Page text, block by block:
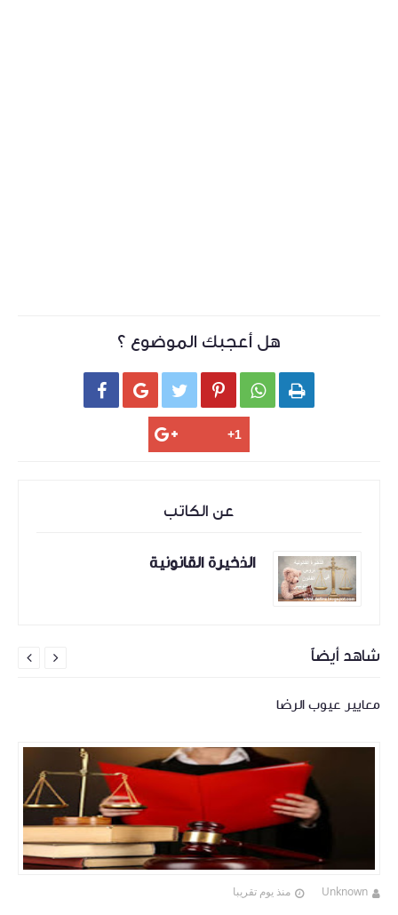
هل أعجبك الموضوع ؟
     
عن الكاتب
الذخيرة القانونية
شاهد أيضاً
معايير عيوب الرضا
Unknown منذ يوم تقريبا

